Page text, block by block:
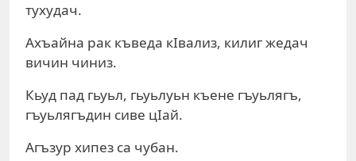
тухудач.
Ахъайна рак къведа кIвализ, килиг жедач
вичин чиниз.
Кьуд пад гьуьл, гьуьлуьн къене гъуьлягъ,
гъуьлягъдин сиве цIай.
Агъзур хипез са чубан.